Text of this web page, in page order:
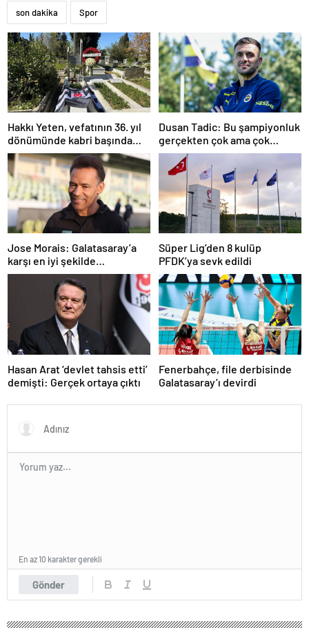
son dakika Spor
Hakkı Yeten, vefatının 36. yıl
dönümünde kabri başında
anıldı
Dusan Tadic: Bu şampiyonluk
gerçekten çok ama çok
önemli
Jose Morais: Galatasaray’a
karşı en iyi şekilde
hazırlanmamız lazım
Süper Lig’den 8 kulüp
PFDK’ya sevk edildi
Hasan Arat ‘devlet tahsis etti’
demişti: Gerçek ortaya çıktı
Fenerbahçe, file derbisinde
Galatasaray’ı devirdi
Gönder
En az 10 karakter gerekli